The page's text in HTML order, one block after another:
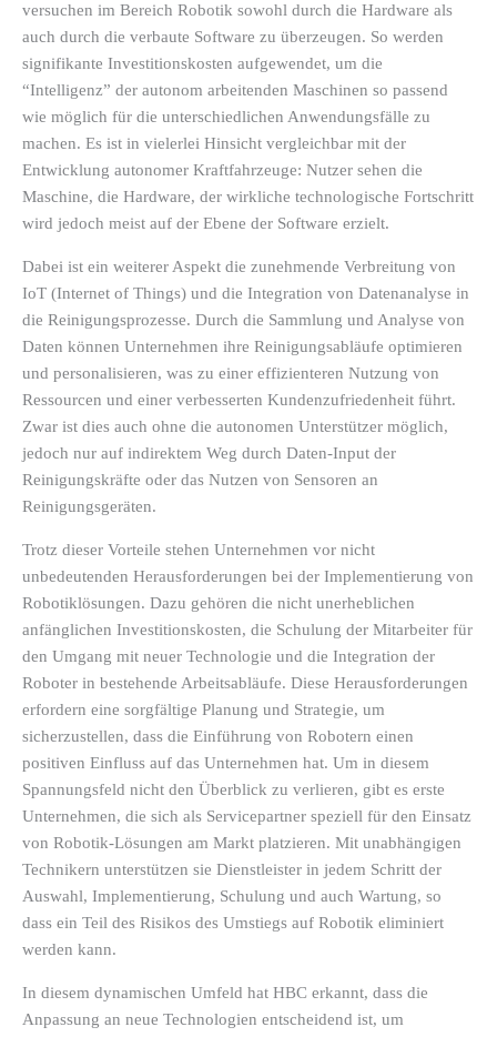
versuchen im Bereich Robotik sowohl durch die Hardware als
auch durch die verbaute Software zu überzeugen. So werden
signifikante Investitionskosten aufgewendet, um die
“Intelligenz” der autonom arbeitenden Maschinen so passend
wie möglich für die unterschiedlichen Anwendungsfälle zu
machen. Es ist in vielerlei Hinsicht vergleichbar mit der
Entwicklung autonomer Kraftfahrzeuge: Nutzer sehen die
Maschine, die Hardware, der wirkliche technologische Fortschritt
wird jedoch meist auf der Ebene der Software erzielt.
Dabei ist ein weiterer Aspekt die zunehmende Verbreitung von
IoT (Internet of Things) und die Integration von Datenanalyse in
die Reinigungsprozesse. Durch die Sammlung und Analyse von
Daten können Unternehmen ihre Reinigungsabläufe optimieren
und personalisieren, was zu einer effizienteren Nutzung von
Ressourcen und einer verbesserten Kundenzufriedenheit führt.
Zwar ist dies auch ohne die autonomen Unterstützer möglich,
jedoch nur auf indirektem Weg durch Daten-Input der
Reinigungskräfte oder das Nutzen von Sensoren an
Reinigungsgeräten.
Trotz dieser Vorteile stehen Unternehmen vor nicht
unbedeutenden Herausforderungen bei der Implementierung von
Robotiklösungen. Dazu gehören die nicht unerheblichen
anfänglichen Investitionskosten, die Schulung der Mitarbeiter für
den Umgang mit neuer Technologie und die Integration der
Roboter in bestehende Arbeitsabläufe. Diese Herausforderungen
erfordern eine sorgfältige Planung und Strategie, um
sicherzustellen, dass die Einführung von Robotern einen
positiven Einfluss auf das Unternehmen hat. Um in diesem
Spannungsfeld nicht den Überblick zu verlieren, gibt es erste
Unternehmen, die sich als Servicepartner speziell für den Einsatz
von Robotik-Lösungen am Markt platzieren. Mit unabhängigen
Technikern unterstützen sie Dienstleister in jedem Schritt der
Auswahl, Implementierung, Schulung und auch Wartung, so
dass ein Teil des Risikos des Umstiegs auf Robotik eliminiert
werden kann.
In diesem dynamischen Umfeld hat HBC erkannt, dass die
Anpassung an neue Technologien entscheidend ist, um